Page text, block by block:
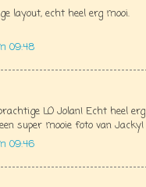
layout, echt heel erg mooi.
09:48
LO Jolan! Echt heel erg
super mooie foto van Jacky!
09:46